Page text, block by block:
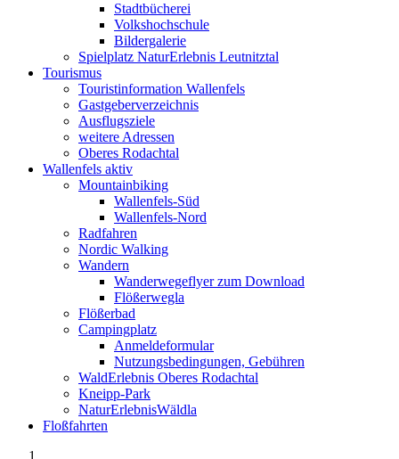
Stadtbücherei
Volkshochschule
Bildergalerie
Spielplatz NaturErlebnis Leutnitztal
Tourismus
Touristinformation Wallenfels
Gastgeberverzeichnis
Ausflugsziele
weitere Adressen
Oberes Rodachtal
Wallenfels aktiv
Mountainbiking
Wallenfels-Süd
Wallenfels-Nord
Radfahren
Nordic Walking
Wandern
Wanderwegeflyer zum Download
Flößerwegla
Flößerbad
Campingplatz
Anmeldeformular
Nutzungsbedingungen, Gebühren
WaldErlebnis Oberes Rodachtal
Kneipp-Park
NaturErlebnisWäldla
Floßfahrten